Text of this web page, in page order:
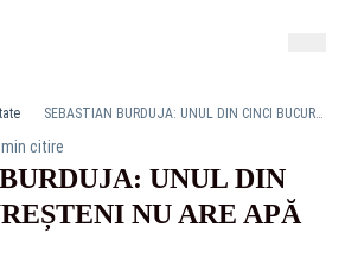
SEBASTIAN BURDUJA: UNUL DIN CINCI BUCUREȘTENI NU ARE APĂ CALDĂ
min citire
UNUL DIN
NU ARE APĂ